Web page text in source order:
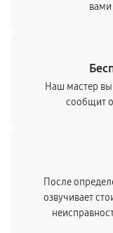
Наш мастер
сообщит
После
озвучивает